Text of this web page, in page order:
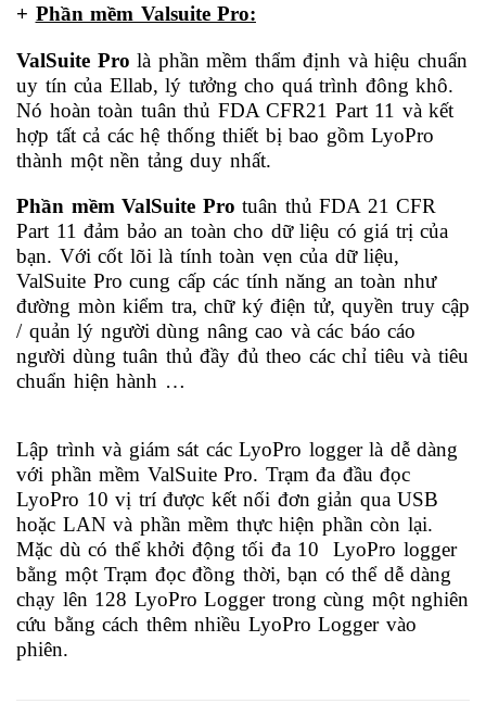
+ Phần mềm Valsuite Pro:
ValSuite Pro là phần mềm thẩm định và hiệu chuẩn
uy tín của Ellab, lý tưởng cho quá trình đông khô.
Nó hoàn toàn tuân thủ FDA CFR21 Part 11 và kết
hợp tất cả các hệ thống thiết bị bao gồm LyoPro
thành một nền tảng duy nhất.
Phần mềm ValSuite Pro tuân thủ FDA 21 CFR
Part 11 đảm bảo an toàn cho dữ liệu có giá trị của
bạn. Với cốt lõi là tính toàn vẹn của dữ liệu,
ValSuite Pro cung cấp các tính năng an toàn như
đường mòn kiểm tra, chữ ký điện tử, quyền truy cập
/ quản lý người dùng nâng cao và các báo cáo
người dùng tuân thủ đầy đủ theo các chỉ tiêu và tiêu
chuẩn hiện hành …
Lập trình và giám sát các LyoPro logger là dễ dàng
với phần mềm ValSuite Pro. Trạm đa đầu đọc
LyoPro 10 vị trí được kết nối đơn giản qua USB
hoặc LAN và phần mềm thực hiện phần còn lại.
Mặc dù có thể khởi động tối đa 10 LyoPro logger
bằng một Trạm đọc đồng thời, bạn có thể dễ dàng
chạy lên 128 LyoPro Logger trong cùng một nghiên
cứu bằng cách thêm nhiều LyoPro Logger vào
phiên.